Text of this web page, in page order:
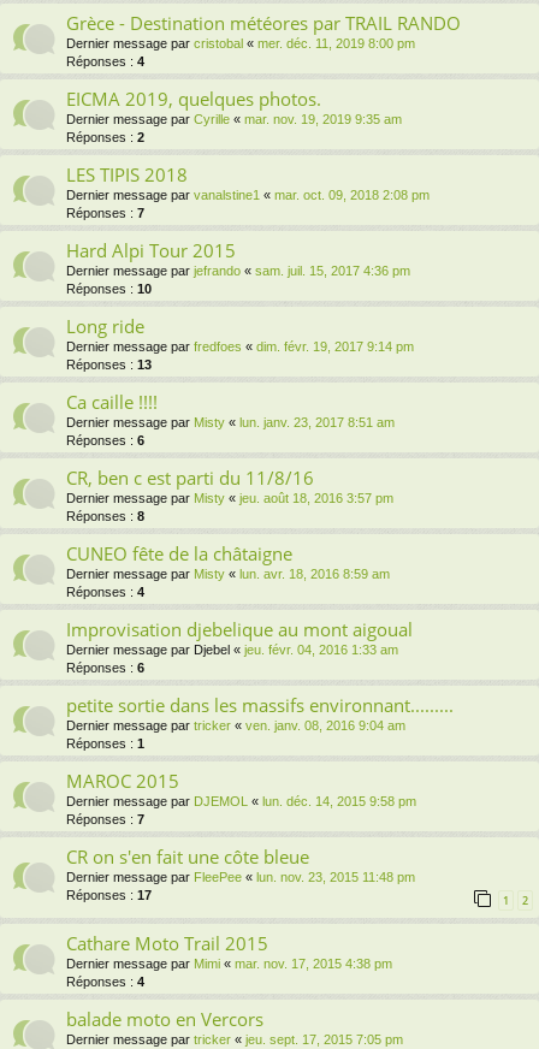
Grèce - Destination météores par TRAIL RANDO
Dernier message par cristobal « mer. déc. 11, 2019 8:00 pm
Réponses : 4
EICMA 2019, quelques photos.
Dernier message par Cyrille « mar. nov. 19, 2019 9:35 am
Réponses : 2
LES TIPIS 2018
Dernier message par vanalstine1 « mar. oct. 09, 2018 2:08 pm
Réponses : 7
Hard Alpi Tour 2015
Dernier message par jefrando « sam. juil. 15, 2017 4:36 pm
Réponses : 10
Long ride
Dernier message par fredfoes « dim. févr. 19, 2017 9:14 pm
Réponses : 13
Ca caille !!!!
Dernier message par Misty « lun. janv. 23, 2017 8:51 am
Réponses : 6
CR, ben c est parti du 11/8/16
Dernier message par Misty « jeu. août 18, 2016 3:57 pm
Réponses : 8
CUNEO fête de la châtaigne
Dernier message par Misty « lun. avr. 18, 2016 8:59 am
Réponses : 4
Improvisation djebelique au mont aigoual
Dernier message par Djebel « jeu. févr. 04, 2016 1:33 am
Réponses : 6
petite sortie dans les massifs environnant.........
Dernier message par tricker « ven. janv. 08, 2016 9:04 am
Réponses : 1
MAROC 2015
Dernier message par DJEMOL « lun. déc. 14, 2015 9:58 pm
Réponses : 7
CR on s'en fait une côte bleue
Dernier message par FleePee « lun. nov. 23, 2015 11:48 pm
Réponses : 17 1 2
Cathare Moto Trail 2015
Dernier message par Mimi « mar. nov. 17, 2015 4:38 pm
Réponses : 4
balade moto en Vercors
Dernier message par tricker « jeu. sept. 17, 2015 7:05 pm